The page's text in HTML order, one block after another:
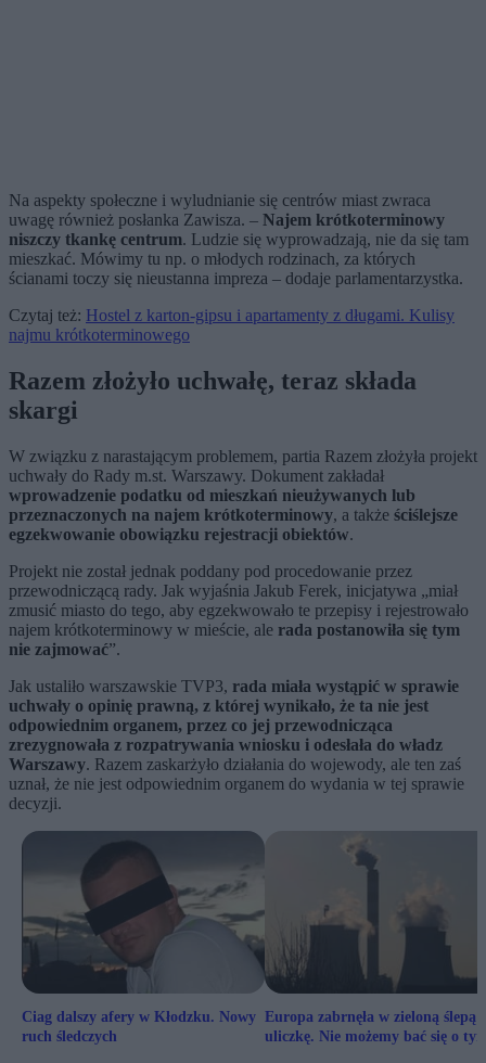
Na aspekty społeczne i wyludnianie się centrów miast zwraca
uwagę również posłanka Zawisza. – Najem krótkoterminowy
niszczy tkankę centrum. Ludzie się wyprowadzają, nie da się tam
mieszkać. Mówimy tu np. o młodych rodzinach, za których
ścianami toczy się nieustanna impreza – dodaje parlamentarzystka.
Czytaj też: Hostel z karton-gipsu i apartamenty z długami. Kulisy
najmu krótkoterminowego
Razem złożyło uchwałę, teraz składa
skargi
W związku z narastającym problemem, partia Razem złożyła projekt
uchwały do Rady m.st. Warszawy. Dokument zakładał
wprowadzenie podatku od mieszkań nieużywanych lub
przeznaczonych na najem krótkoterminowy, a także ściślejsze
egzekwowanie obowiązku rejestracji obiektów.
Projekt nie został jednak poddany pod procedowanie przez
przewodniczącą rady. Jak wyjaśnia Jakub Ferek, inicjatywa „miał
zmusić miasto do tego, aby egzekwowało te przepisy i rejestrowało
najem krótkoterminowy w mieście, ale rada postanowiła się tym
nie zajmować”.
Jak ustaliło warszawskie TVP3, rada miała wystąpić w sprawie
uchwały o opinię prawną, z której wynikało, że ta nie jest
odpowiednim organem, przez co jej przewodnicząca
zrezygnowała z rozpatrywania wniosku i odesłała do władz
Warszawy. Razem zaskarżyło działania do wojewody, ale ten zaś
uznał, że nie jest odpowiednim organem do wydania w tej sprawie
decyzji.
Ciag dalszy afery w Kłodzku. Nowy
ruch śledczych
Europa zabrnęła w zieloną ślepą
uliczkę. Nie możemy bać się o